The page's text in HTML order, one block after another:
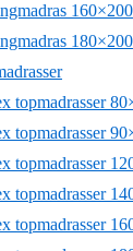
160×200
180×200
topmadrasser
topmadrasser
topmadrasser
topmadrasser
topmadrasser